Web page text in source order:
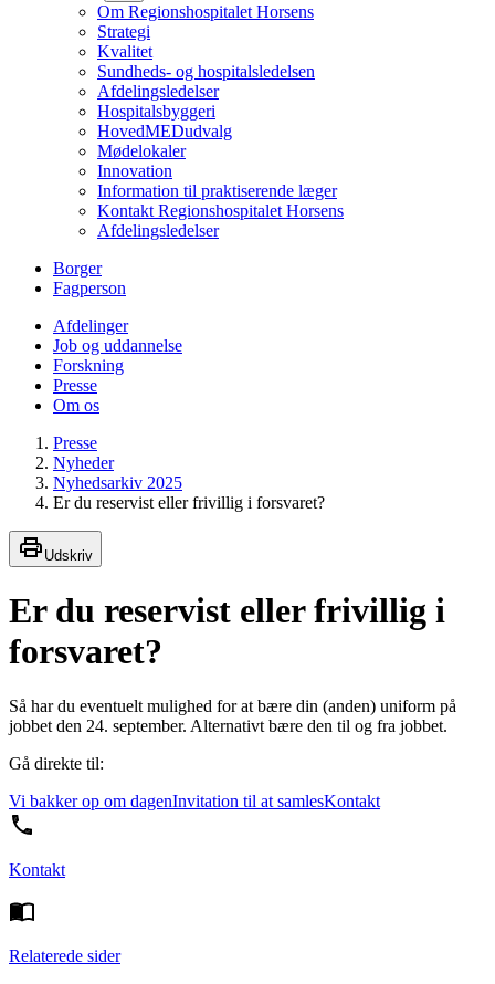
Om Regionshospitalet Horsens
Strategi
Kvalitet
Sundheds- og hospitalsledelsen
Afdelingsledelser
Hospitalsbyggeri
HovedMEDudvalg
Mødelokaler
Innovation
Information til praktiserende læger
Kontakt Regionshospitalet Horsens
Afdelingsledelser
Borger
Fagperson
Afdelinger
Job og uddannelse
Forskning
Presse
Om os
Presse
Nyheder
Nyhedsarkiv 2025
Er du reservist eller frivillig i forsvaret?
Udskriv
Er du reservist eller frivillig i
forsvaret?
Så har du eventuelt mulighed for at bære din (anden) uniform på
jobbet den 24. september. Alternativt bære den til og fra jobbet.
Gå direkte til:
Vi bakker op om dagenInvitation til at samlesKontakt
Kontakt
Relaterede sider